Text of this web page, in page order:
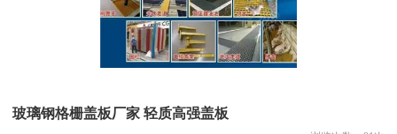
玻璃钢格栅盖板厂家 轻质高强盖板